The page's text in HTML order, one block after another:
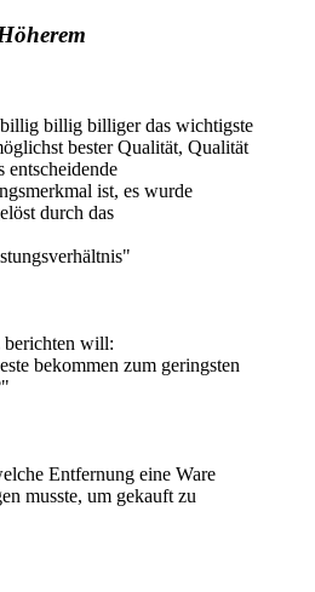
billig billiger das wichtigste
bester Qualität, Qualität
entscheidende
ist, es wurde
durch das
berichten will:
bekommen zum geringsten
Entfernung eine Ware
musste, um gekauft zu